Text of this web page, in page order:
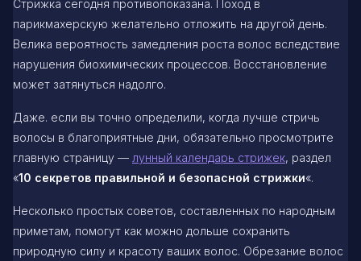
Стрижка сегодня противопоказана. Поход в
парикмахерскую желательно отложить на другой день.
Велика вероятность замедления роста волос вследствие
нарушения биохимических процессов. Восстановление
может затянуться надолго.
Даже. если вы точно определили, когда лучше стричь
волосы в благоприятные дни, обязательно просмотрите
главную страницу — лунный календарь стрижек, раздел
«10 секретов правильной и безопасной стрижки«.
Несколько простых советов, составленных по народным
приметам, помогут как можно дольше сохранить
природную силу и красоту ваших волос. Обрезание волос